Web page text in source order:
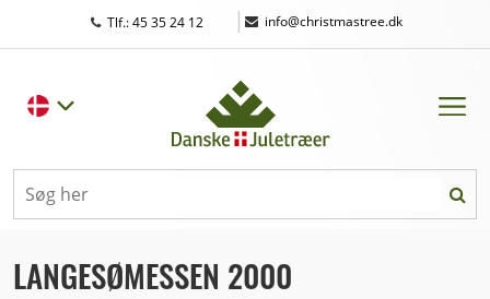
Tlf.: 45 35 24 12 | info@christmastree.dk
LANGESØMESSEN 2000